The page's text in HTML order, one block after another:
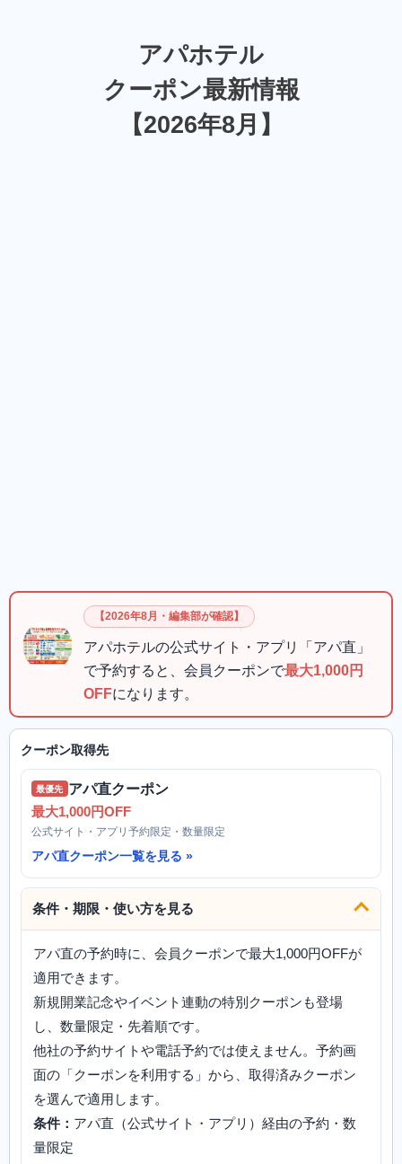
アパホテル
クーポン最新情報
【2026年8月】
【2026年8月・編集部が確認】
アパホテルの公式サイト・アプリ「アパ直」
で予約すると、会員クーポンで最大1,000円
OFFになります。
クーポン取得先
最優先
アパ直クーポン
最大1,000円OFF
公式サイト・アプリ予約限定・数量限定
アパ直クーポン一覧を見る
条件・期限・使い方を見る
アパ直の予約時に、会員クーポンで最大1,000円OFFが
適用できます。
新規開業記念やイベント連動の特別クーポンも登場
し、数量限定・先着順です。
他社の予約サイトや電話予約では使えません。予約画
面の「クーポンを利用する」から、取得済みクーポン
を選んで適用します。
条件： アパ直（公式サイト・アプリ）経由の予約・数
量限定